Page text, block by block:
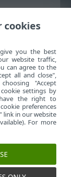
cookies
you the best
website traffic,
can agree to the
all and close",
"Accept
settings by
the right to
preferences
link in our website
For more